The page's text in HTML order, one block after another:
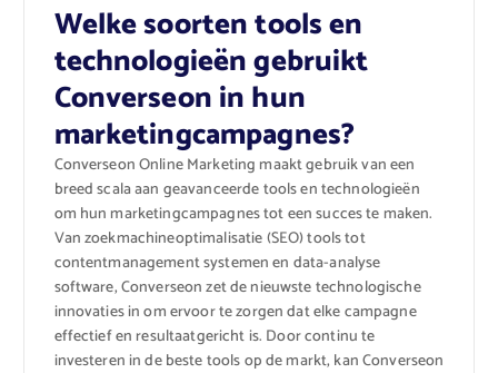
Welke soorten tools en
technologieën gebruikt
Converseon in hun
marketingcampagnes?
Converseon Online Marketing maakt gebruik van een
breed scala aan geavanceerde tools en technologieën
om hun marketingcampagnes tot een succes te maken.
Van zoekmachineoptimalisatie (SEO) tools tot
contentmanagement systemen en data-analyse
software, Converseon zet de nieuwste technologische
innovaties in om ervoor te zorgen dat elke campagne
effectief en resultaatgericht is. Door continu te
investeren in de beste tools op de markt, kan Converseon